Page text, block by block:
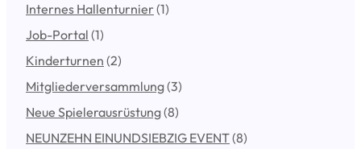
Internes Hallenturnier (1)
Job-Portal (1)
Kinderturnen (2)
Mitgliederversammlung(3)
Neue Spielerausrüstung(8)
NEUNZEHN EINUNDSIEBZIG EVENT(8)